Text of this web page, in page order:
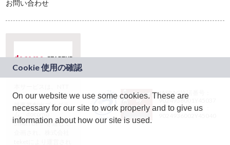
お問い合わせ
ドコモグループの新
規事業創出プログラ
ム「docomo
STARTUP」を通じて
JASRAC許諾番号：
9024936001Y45037
JASRAC許諾番号：
On our website we use some cookies. These are
necessary for our site to work properly and to give us
information about how our site is used.